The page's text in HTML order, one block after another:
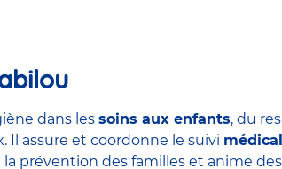
dans les soins aux enfants, du
Il assure et coordonne le suivi médical
prévention des familles et anime